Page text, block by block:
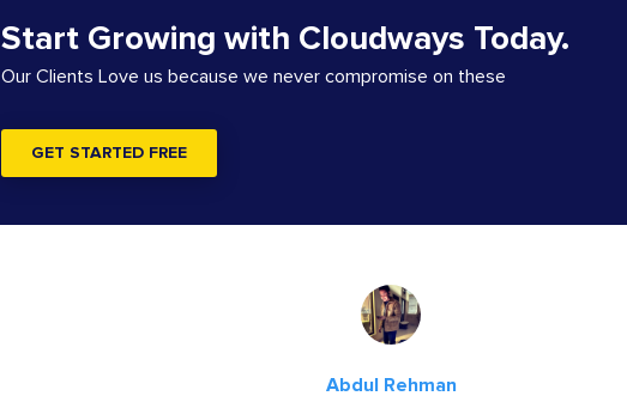
Start Growing with Cloudways Today.
Our Clients Love us because we never compromise on these
GET STARTED FREE
Abdul Rehman